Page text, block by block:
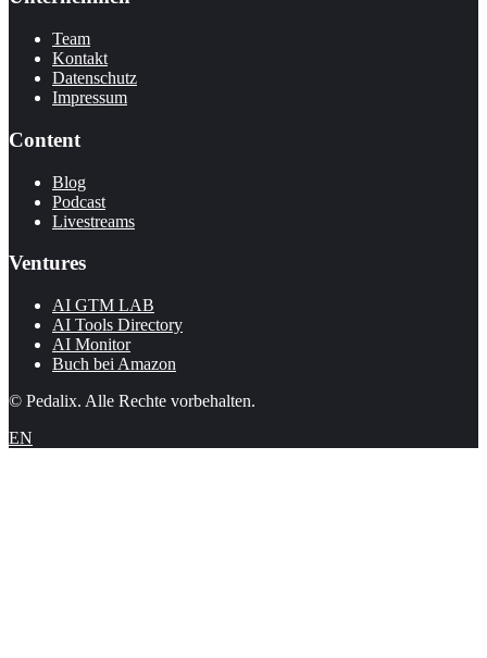
Team
Kontakt
Datenschutz
Impressum
Content
Blog
Podcast
Livestreams
Ventures
AI GTM LAB
AI Tools Directory
AI Monitor
Buch bei Amazon
© Pedalix. Alle Rechte vorbehalten.
EN